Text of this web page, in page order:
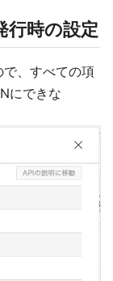
時の設定
、すべての項
にできな